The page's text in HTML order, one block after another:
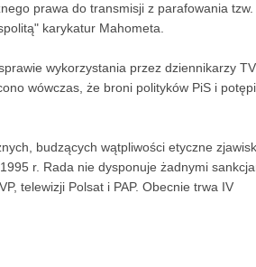
prawa do transmisji z parafowania tzw.
karykatur Mahometa.
wykorzystania przez dziennikarzy
wówczas, że broni polityków PiS i
budzących wątpliwości etyczne
r. Rada nie dysponuje żadnymi
telewizji Polsat i PAP. Obecnie trwa IV